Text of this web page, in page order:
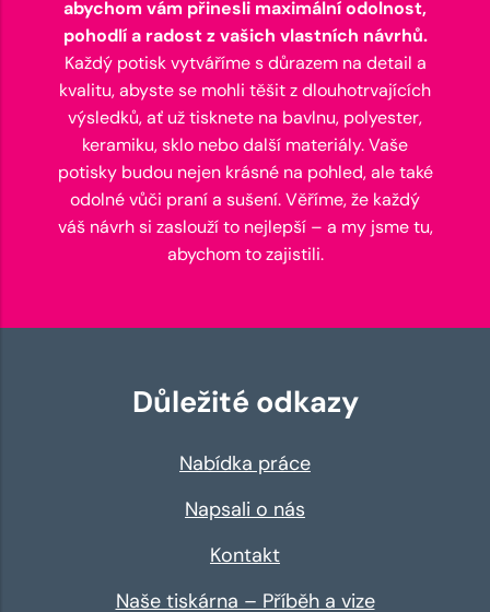
abychom vám přinesli maximální odolnost,
pohodlí a radost z vašich vlastních návrhů.
Každý potisk vytváříme s důrazem na detail a
kvalitu, abyste se mohli těšit z dlouhotrvajících
výsledků, ať už tisknete na bavlnu, polyester,
keramiku, sklo nebo další materiály. Vaše
potisky budou nejen krásné na pohled, ale také
odolné vůči praní a sušení. Věříme, že každý
váš návrh si zaslouží to nejlepší – a my jsme tu,
abychom to zajistili.
Důležité odkazy
Nabídka práce
Napsali o nás
Kontakt
Naše tiskárna – Příběh a vize